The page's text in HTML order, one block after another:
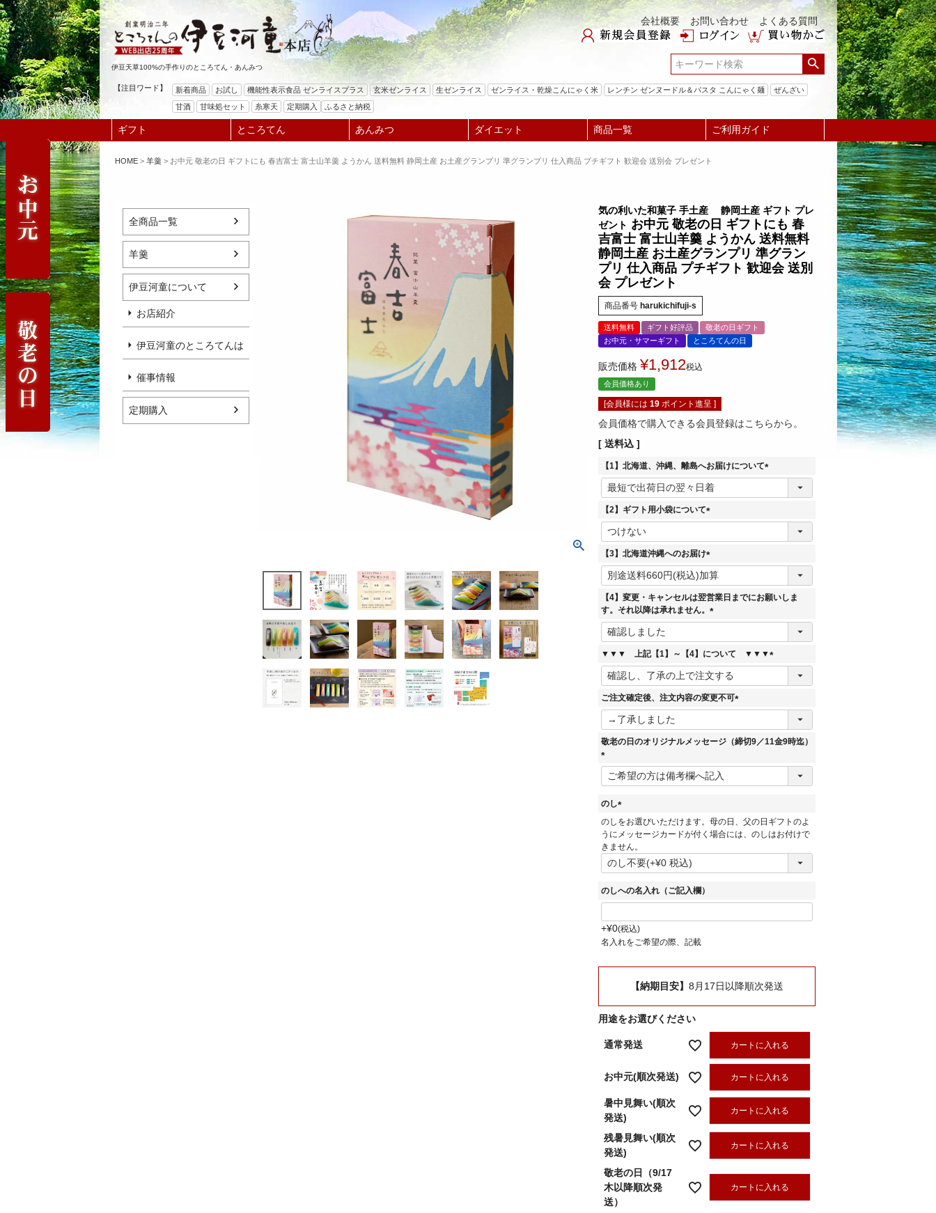
伊豆天草100%の手作りのところてん・あんみつ
会社概要 お問い合わせ よくある質問
検索
【注目ワード】 新着商品 お試し 機能性表示食品 ゼンライスプラス 玄米ゼンライス 生ゼンライス ゼンライス・乾燥こんにゃく米 レンチン ゼンヌードル＆パスタ こんにゃく麺
ぜんざい
甘酒
甘味処セット 糸寒天 定期購入 ふるさと納税
ギフト ところてん あんみつ ダイエット 商品一覧 ご利用ガイド
HOME 羊羹 お中元 敬老の日 ギフトにも 春吉富士 富士山羊羹 ようかん 送料無料 静岡土産 お土産グランプリ 準グランプリ 仕入商品 プチギフト 歓迎会 送別会 プレゼント
全商品一覧
羊羹
伊豆河童について
お店紹介
伊豆河童のところてんは
催事情報
定期購入
気の利いた和菓子 手土産 静岡土産 ギフト プレ
ゼント お中元 敬老の日 ギフトにも 春
吉富士 富士山羊羹 ようかん 送料無料
静岡土産 お土産グランプリ 準グラン
プリ 仕入商品 プチギフト 歓迎会 送別
会 プレゼント
商品番号 harukichifuji-s
送料無料 ギフト好評品
敬老の日ギフト
お中元・サマーギフト
ところてんの日
販売価格 ¥1,912税込
会員価格あり
[会員様には 19 ポイント進呈 ]
会員価格で購入できる会員登録はこちらから。
送料込
【1】北海道、沖縄、離島へお届けについて
(
【2】ギフト用小袋について
(
須
【3】北海道沖縄へのお届け
(
必
須
【4】変更・キャンセルは翌営業日までにお願いしま
す。それ以降は承れません。
(
須
▼▼▼ 上記【1】～【4】について ▼▼▼
(
ご注文確定後、注文内容の変更不可
(
須
敬老の日のオリジナルメッセージ（締切9／11金9時迄）
(
必
)のし
(
必
須
)
のしをお選びいただけます。母の日、父の日ギフトのよ
うにメッセージカードが付く場合には、のしはお付けで
きません。
のしへの名入れ（ご記入欄）
+¥0 税込
名入れをご希望の際、記載
【納期目安】 8月17日以降順次発送
用途をお選びください
通常発送 カートに入れる
お中元(順次発送) カートに入れる
暑中見舞い(順次
発送)
カートに入れる
残暑見舞い(順次
発送)
カートに入れる
敬老の日（9/17
木以降順次発
送）
カートに入れる